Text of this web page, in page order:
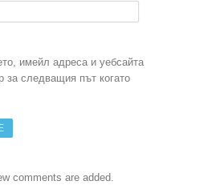
имейл адреса и уебсайта
за следващия път когато
comments are added.